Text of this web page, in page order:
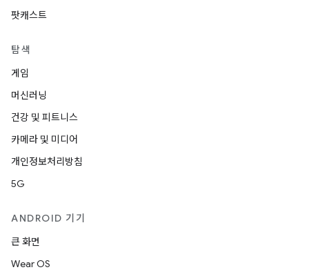
팟캐스트
탐색
게임
머신러닝
건강 및 피트니스
카메라 및 미디어
개인정보처리방침
5G
ANDROID 기기
큰 화면
Wear OS